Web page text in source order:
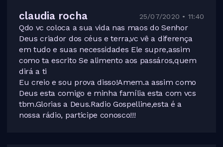
claudia rocha 25/07/2020 • 11:40
Qdo vc coloca a sua vida nas maos do Senhor
Deus criador dos céus e terra,vc vê a diferença
em tudo e suas necessidades Ele supre,assim
como ta escrito Se alimento aos passáros,quem
dirá a ti
Eu creio e sou prova disso!Amem.a assim como
Deus esta comigo e minha família esta com vcs
tbm.Glorias a Deus.Radio Gospelline,esta é a
nossa rádio, participe conosco!!!